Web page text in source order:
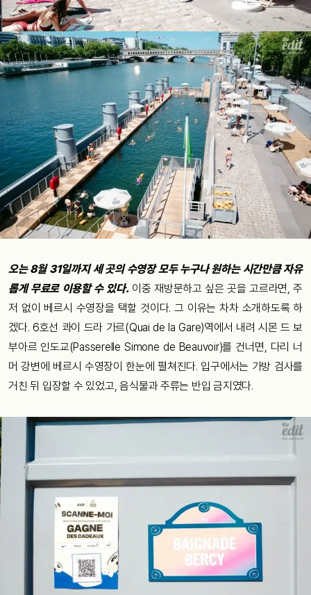
오는 8월 31일까지 세 곳의 수영장 모두 누구나 원하는 시간만큼 자유
롭게 무료로 이용할 수 있다. 이중 재방문하고 싶은 곳을 고르라면, 주
저 없이 베르시 수영장을 택할 것이다. 그 이유는 차차 소개하도록 하
겠다. 6호선 콰이 드라 가르(Quai de la Gare)역에서 내려 시몬 드 보
부아르 인도교(Passerelle Simone de Beauvoir)를 건너면, 다리 너
머 강변에 베르시 수영장이 한눈에 펼쳐진다. 입구에서는 가방 검사를
거친 뒤 입장할 수 있었고, 음식물과 주류는 반입 금지였다.